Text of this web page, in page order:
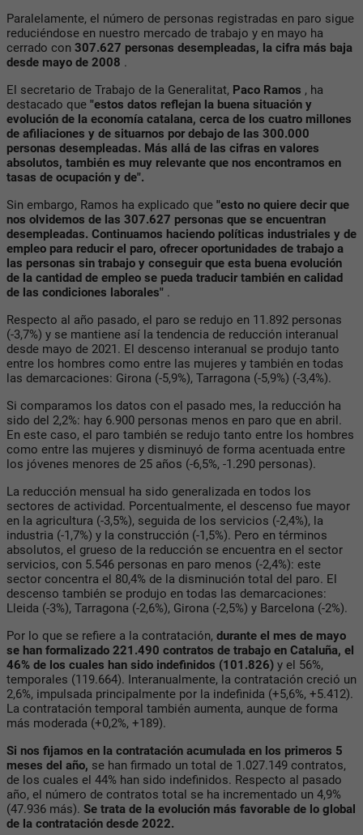
Paralelamente, el número de personas registradas en paro sigue
reduciéndose en nuestro mercado de trabajo y en mayo ha
cerrado con 307.627 personas desempleadas, la cifra más baja
desde mayo de 2008 .
El secretario de Trabajo de la Generalitat, Paco Ramos , ha
destacado que "estos datos reflejan la buena situación y
evolución de la economía catalana, cerca de los cuatro millones
de afiliaciones y de situarnos por debajo de las 300.000
personas desempleadas. Más allá de las cifras en valores
absolutos, también es muy relevante que nos encontramos en
tasas de ocupación y de".
Sin embargo, Ramos ha explicado que "esto no quiere decir que
nos olvidemos de las 307.627 personas que se encuentran
desempleadas. Continuamos haciendo políticas industriales y de
empleo para reducir el paro, ofrecer oportunidades de trabajo a
las personas sin trabajo y conseguir que esta buena evolución
de la cantidad de empleo se pueda traducir también en calidad
de las condiciones laborales" .
Respecto al año pasado, el paro se redujo en 11.892 personas
(-3,7%) y se mantiene así la tendencia de reducción interanual
desde mayo de 2021. El descenso interanual se produjo tanto
entre los hombres como entre las mujeres y también en todas
las demarcaciones: Girona (-5,9%), Tarragona (-5,9%) (-3,4%).
Si comparamos los datos con el pasado mes, la reducción ha
sido del 2,2%: hay 6.900 personas menos en paro que en abril.
En este caso, el paro también se redujo tanto entre los hombres
como entre las mujeres y disminuyó de forma acentuada entre
los jóvenes menores de 25 años (-6,5%, -1.290 personas).
La reducción mensual ha sido generalizada en todos los
sectores de actividad. Porcentualmente, el descenso fue mayor
en la agricultura (-3,5%), seguida de los servicios (-2,4%), la
industria (-1,7%) y la construcción (-1,5%). Pero en términos
absolutos, el grueso de la reducción se encuentra en el sector
servicios, con 5.546 personas en paro menos (-2,4%): este
sector concentra el 80,4% de la disminución total del paro. El
descenso también se produjo en todas las demarcaciones:
Lleida (-3%), Tarragona (-2,6%), Girona (-2,5%) y Barcelona (-2%).
Por lo que se refiere a la contratación, durante el mes de mayo
se han formalizado 221.490 contratos de trabajo en Cataluña, el
46% de los cuales han sido indefinidos (101.826) y el 56%,
temporales (119.664). Interanualmente, la contratación creció un
2,6%, impulsada principalmente por la indefinida (+5,6%, +5.412).
La contratación temporal también aumenta, aunque de forma
más moderada (+0,2%, +189).
Si nos fijamos en la contratación acumulada en los primeros 5
meses del año, se han firmado un total de 1.027.149 contratos,
de los cuales el 44% han sido indefinidos. Respecto al pasado
año, el número de contratos total se ha incrementado un 4,9%
(47.936 más). Se trata de la evolución más favorable de lo global
de la contratación desde 2022.